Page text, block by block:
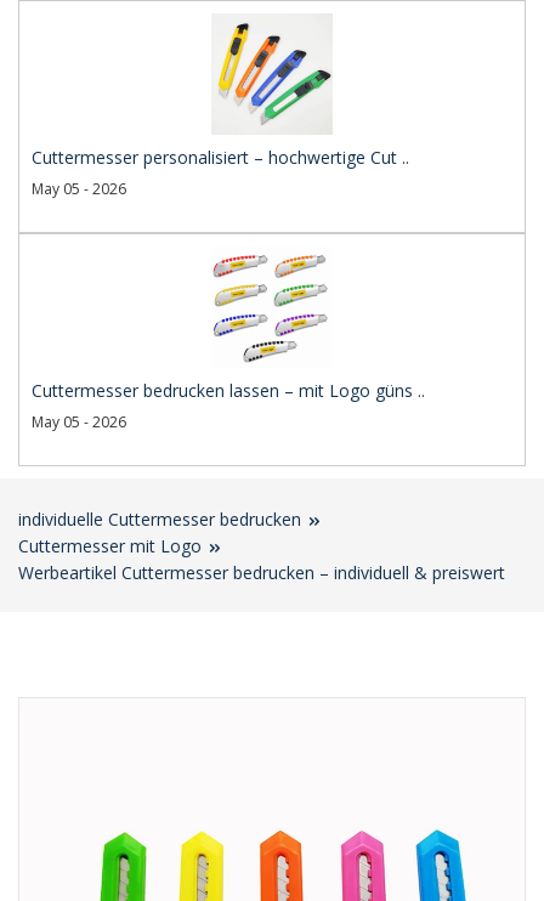
Cuttermesser personalisiert – hochwertige Cut ..
May 05 - 2026
Cuttermesser bedrucken lassen – mit Logo güns ..
May 05 - 2026
individuelle Cuttermesser bedrucken
Cuttermesser mit Logo
Werbeartikel Cuttermesser bedrucken – individuell & preiswert